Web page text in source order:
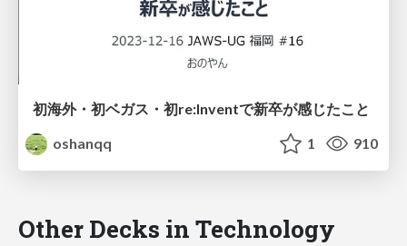
初海外・初ベガス・初re:Inventで新卒が感じたこと
oshanqq
1 910
Other Decks in Technology